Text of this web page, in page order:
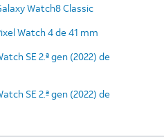
Watch8 Classic
Watch 4 de 41 mm
SE 2.ª gen (2022) de
SE 2.ª gen (2022) de